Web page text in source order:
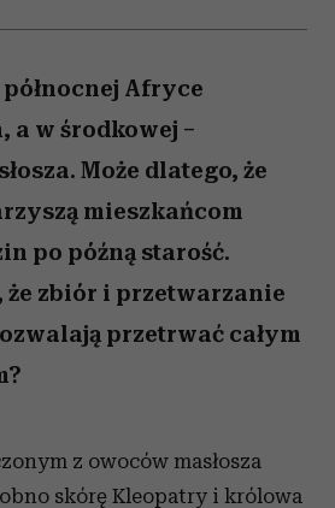
Afryce
a w środkowej –
Może dlatego, że
mieszkańcom
po późną starość.
że zbiór i przetwarzanie
przetrwać całym
z owoców masłosza
skórę Kleopatry i królowa